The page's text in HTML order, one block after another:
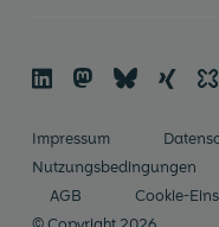
 🦣 🦋︎ ☓ ✨
Im­pres­sum
Nutzungsbedingungen
AGB
Cookie-